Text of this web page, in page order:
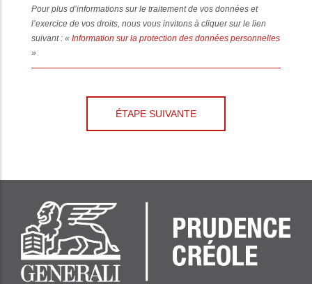
Pour plus d’informations sur le traitement de vos données et
l’exercice de vos droits, nous vous invitons à cliquer sur le lien
suivant : « Information sur la protection des données personnelles
»